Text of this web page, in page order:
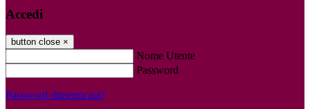
Accedi
button close ×
Nome Utente
Password
Password dimenticata?